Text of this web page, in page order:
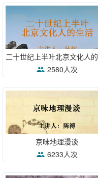
2580人次
京味地理漫谈
6233人次